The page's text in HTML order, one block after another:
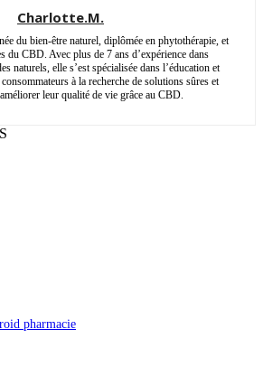
Charlotte.M.
du bien-être naturel, diplômée en phytothérapie, et
du CBD. Avec plus de 7 ans d’expérience dans
naturels, elle s’est spécialisée dans l’éducation et
à la recherche de solutions sûres et
leur qualité de vie grâce au CBD.
pharmacie